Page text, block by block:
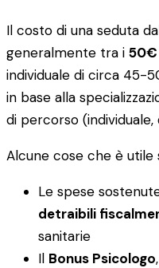
Il costo di una seduta
generalmente tra i 50€
individuale di circa 45-
in base alla
di percorso (individuale,
Alcune cose che è utile
Le spese
detraibili
sanitarie
Il Bonus Psicologo